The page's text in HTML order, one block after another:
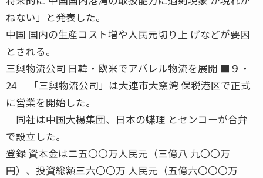
ねない」と発表した。
中国 国内の生産コスト増や人民元切り上 げなどが要因
とされる。
三興物流公司 日韓・欧米でアパレル物流を展開 ■９・
24 「三興物流公司」は大連市大窯湾 保税港区で正式
に営業を開始した。
同社は中国大楊集団、日本の蝶理 とセンコーが合弁
で設立した。
登録 資本金は二五〇〇万人民元（三億八 九〇〇万
円）、投資総額三六〇〇万 人民元（五億六〇〇〇万